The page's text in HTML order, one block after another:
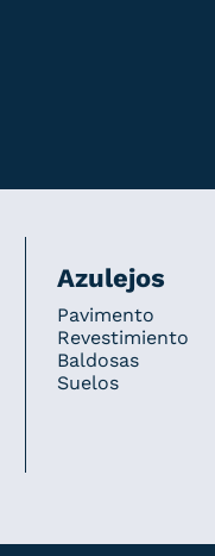
Azulejos
Pavimento
Revestimiento
Baldosas
Suelos